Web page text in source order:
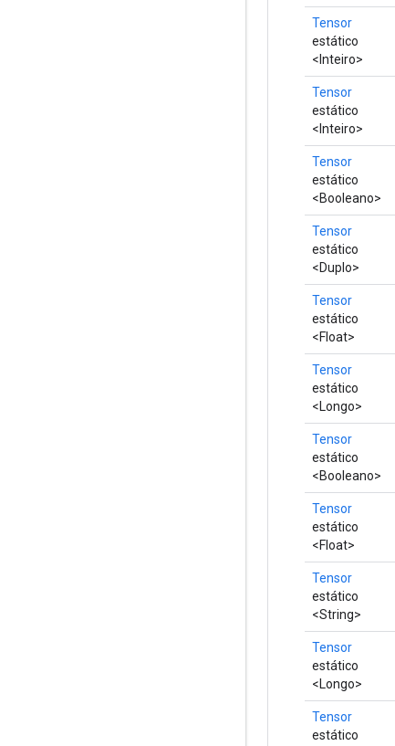
Tensor
estático
<Inteiro>
Tensor
estático
<Inteiro>
Tensor
estático
<Booleano>
Tensor
estático
<Duplo>
Tensor
estático
<Float>
Tensor
estático
<Longo>
Tensor
estático
<Booleano>
Tensor
estático
<Float>
Tensor
estático
<String>
Tensor
estático
<Longo>
Tensor
estático